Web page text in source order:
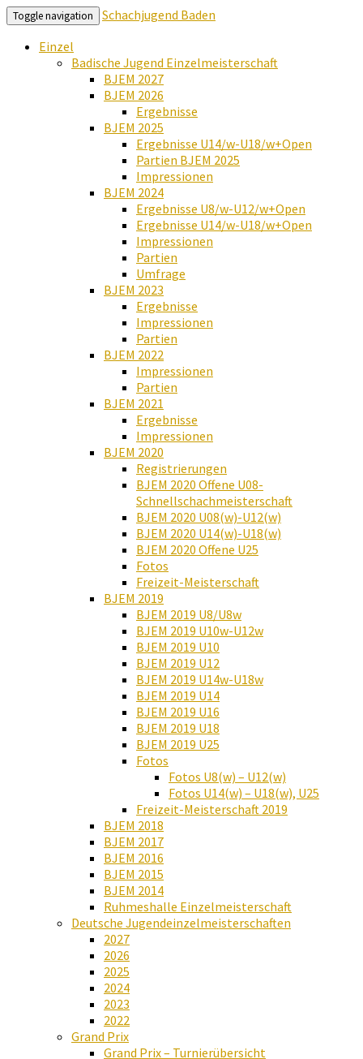
Toggle navigation
Schachjugend Baden
Einzel
Badische Jugend Einzelmeisterschaft
BJEM 2027
BJEM 2026
Ergebnisse
BJEM 2025
Ergebnisse U14/w-U18/w+Open
Partien BJEM 2025
Impressionen
BJEM 2024
Ergebnisse U8/w-U12/w+Open
Ergebnisse U14/w-U18/w+Open
Impressionen
Partien
Umfrage
BJEM 2023
Ergebnisse
Impressionen
Partien
BJEM 2022
Impressionen
Partien
BJEM 2021
Ergebnisse
Impressionen
BJEM 2020
Registrierungen
BJEM 2020 Offene U08-
Schnellschachmeisterschaft
BJEM 2020 U08(w)-U12(w)
BJEM 2020 U14(w)-U18(w)
BJEM 2020 Offene U25
Fotos
Freizeit-Meisterschaft
BJEM 2019
BJEM 2019 U8/U8w
BJEM 2019 U10w-U12w
BJEM 2019 U10
BJEM 2019 U12
BJEM 2019 U14w-U18w
BJEM 2019 U14
BJEM 2019 U16
BJEM 2019 U18
BJEM 2019 U25
Fotos
Fotos U8(w) – U12(w)
Fotos U14(w) – U18(w), U25
Freizeit-Meisterschaft 2019
BJEM 2018
BJEM 2017
BJEM 2016
BJEM 2015
BJEM 2014
Ruhmeshalle Einzelmeisterschaft
Deutsche Jugendeinzelmeisterschaften
2027
2026
2025
2024
2023
2022
Grand Prix
Grand Prix – Turnierübersicht